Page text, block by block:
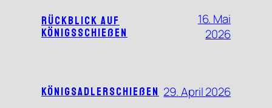
Rückblick auf
Königsschießen
16. Mai
2026
Königsadlerschießen 29. April 2026